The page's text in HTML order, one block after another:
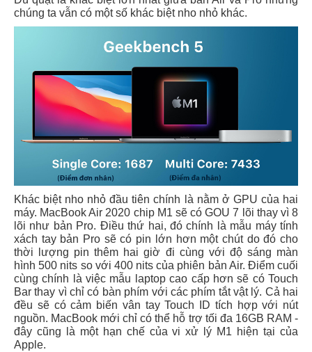
chúng ta vẫn có một số khác biệt nho nhỏ khác.
Khác biệt nho nhỏ đầu tiên chính là nằm ở GPU của hai
máy. MacBook Air 2020 chip M1 sẽ có GOU 7 lõi thay vì 8
lõi như bản Pro. Điều thứ hai, đó chính là mẫu máy tính
xách tay bản Pro sẽ có pin lớn hơn một chút do đó cho
thời lượng pin thêm hai giờ đi cùng với độ sáng màn
hình 500 nits so với 400 nits của phiên bản Air. Điểm cuối
cùng chính là việc mẫu laptop cao cấp hơn sẽ có Touch
Bar thay vì chỉ có bàn phím với các phím tắt vật lý. Cả hai
đều sẽ có cảm biến vân tay Touch ID tích hợp với nút
nguồn. MacBook mới chỉ có thể hỗ trợ tối đa 16GB RAM -
đây cũng là một hạn chế của vi xử lý M1 hiện tại của
Apple.